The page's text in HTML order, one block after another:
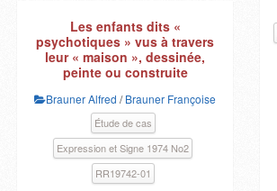
Les enfants dits «
psychotiques » vus à travers
leur « maison », dessinée,
peinte ou construite
Brauner Alfred /Brauner Françoise
Étude de cas
Expression et Signe 1974 No2
RR19742-01